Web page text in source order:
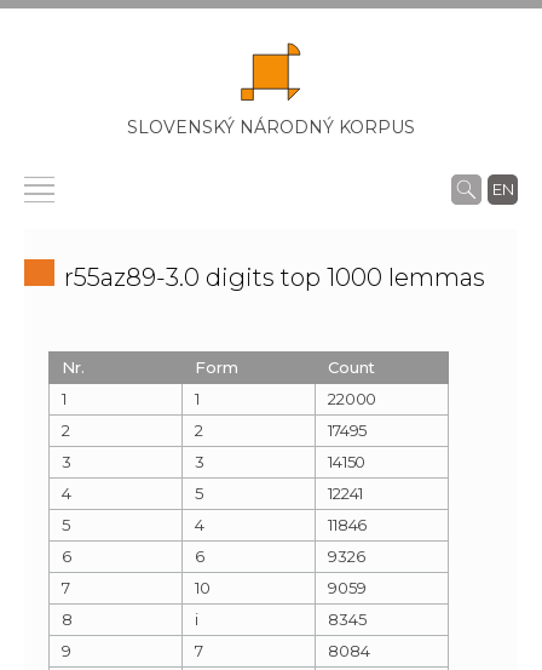
SLOVENSKÝ NÁRODNÝ KORPUS
EN
r55az89-3.0 digits top 1000 lemmas
Nr. Form
Count
1
1
22000
2
2
17495
3
3
14150
4
5
12241
5
4
11846
6
6
9326
7
10
9059
8
i
8345
9
7
8084